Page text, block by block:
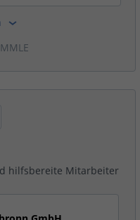
hilfsbereite Mitarbeiter